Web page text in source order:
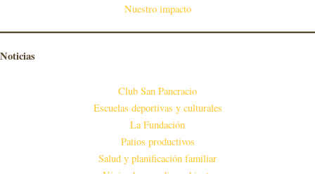
Nuestro impacto
Noticias
Club San Pancracio
Escuelas deportivas y culturales
La Fundación
Patios productivos
Salud y planificación familiar